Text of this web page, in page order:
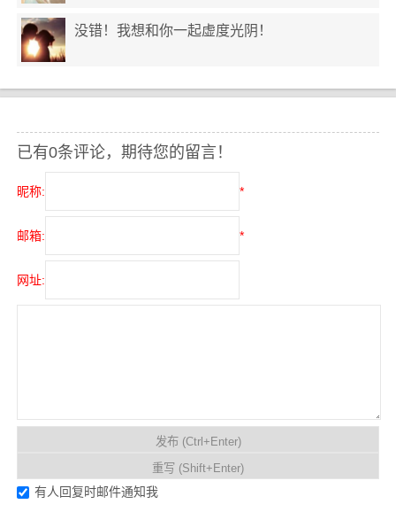
没错！我想和你一起虚度光阴！
已有0条评论，期待您的留言！
昵称: *
邮箱: *
网址:
有人回复时邮件通知我